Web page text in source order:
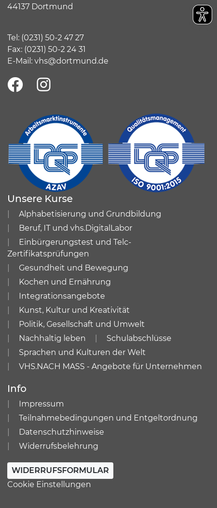
44137 Dortmund
Tel: (0231) 50-2 47 27
Fax: (0231) 50-2 24 31
E-Mail: vhs@dortmund.de
Unsere Kurse
Alphabetisierung und Grundbildung
Beruf, IT und vhs.DigitalLabor
Einbürgerungstest und Telc-
Zertifikatsprüfungen
Gesundheit und Bewegung
Kochen und Ernährung
Integrationsangebote
Kunst, Kultur und Kreativität
Politik, Gesellschaft und Umwelt
Nachhaltig leben
Schulabschlüsse
Sprachen und Kulturen der Welt
VHS.NACH MASS - Angebote für Unternehmen
Info
Impressum
Teilnahmebedingungen und Entgeltordnung
Datenschutzhinweise
Widerrufsbelehrung
WIDERRUFSFORMULAR
Cookie Einstellungen